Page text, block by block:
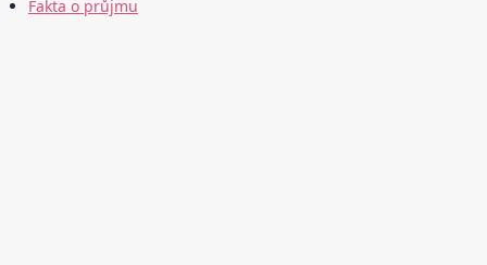
Fakta o průjmu